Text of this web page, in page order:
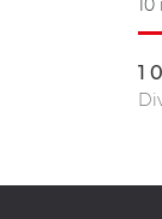
10
1